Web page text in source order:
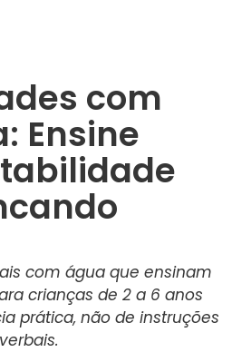
com
Ensine
com água que ensinam
crianças de 2 a 6 anos
prática, não de instruções
verbais.